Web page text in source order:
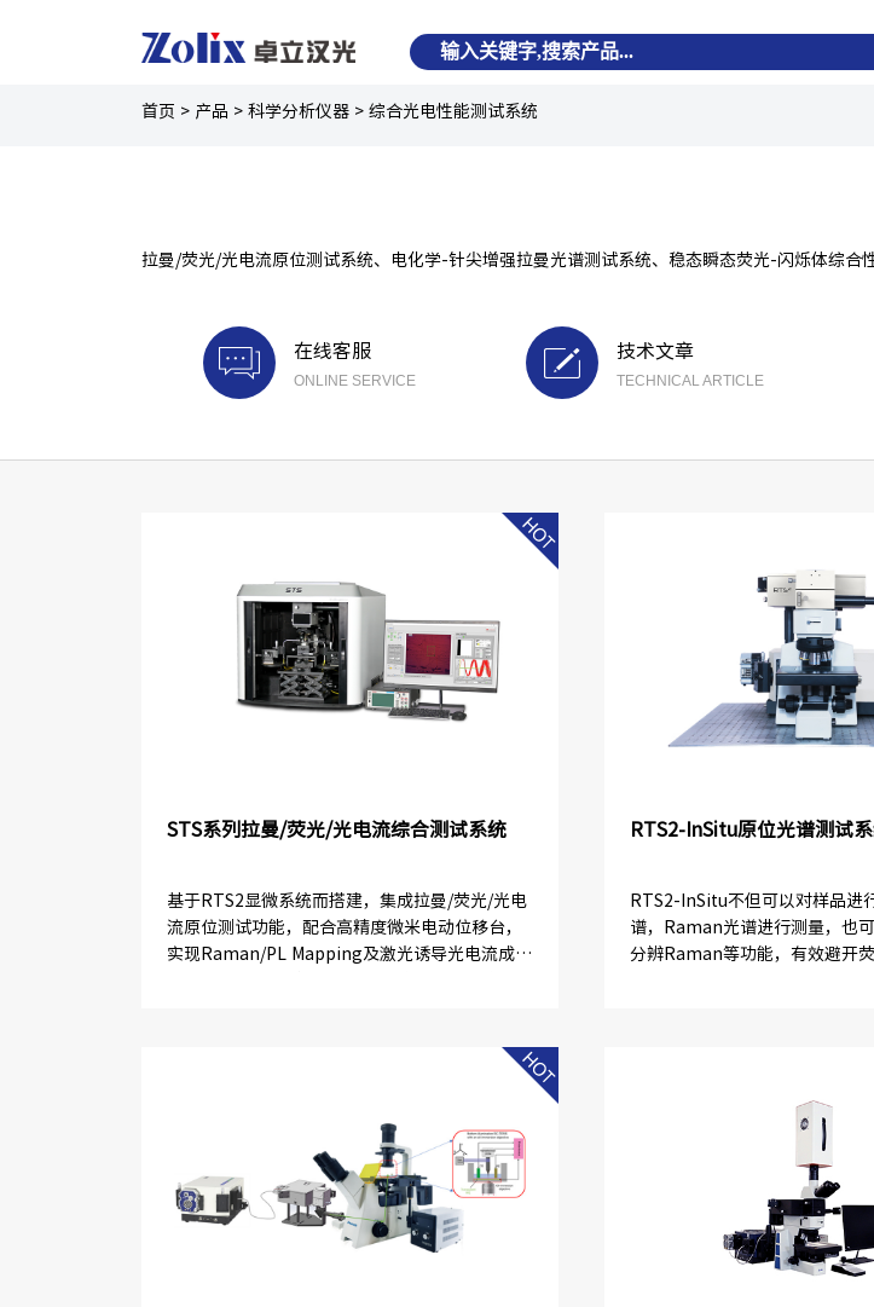
首页 > 产品 >科学分析仪器 >综合光电性能测试系统
拉曼/荧光/光电流原位测试系统、电化学-针尖增强拉曼光谱测试系统、稳态瞬态荧光-闪烁体综合
在线客服
ONLINE SERVICE
技术文章
TECHNICAL ARTICLE
STS系列拉曼/荧光/光电流综合测试系统
基于RTS2显微系统而搭建，集成拉曼/荧光/光电
流原位测试功能，配合高精度微米电动位移台，
实现Raman/PL Mapping及激光诱导光电流成
RTS2-InSitu原位光谱测试
RTS2-InSitu不但可以对样品进
谱，Raman光谱进行测量，也
分辨Raman等功能，有效避开